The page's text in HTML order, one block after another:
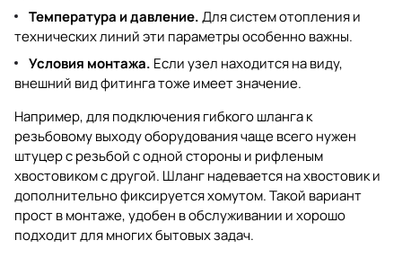
Температура и давление.Для систем отопления и
технических линий эти параметры особенно важны.
Условия монтажа. Если узел находится на виду,
внешний вид фитинга тоже имеет значение.
Например, для подключения гибкого шланга к
резьбовому выходу оборудования чаще всего нужен
штуцер с резьбой с одной стороны и рифленым
хвостовиком с другой. Шланг надевается на хвостовик и
дополнительно фиксируется хомутом. Такой вариант
прост в монтаже, удобен в обслуживании и хорошо
подходит для многих бытовых задач.